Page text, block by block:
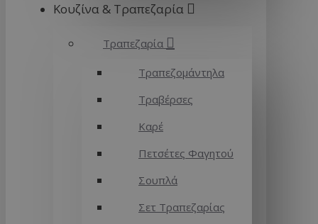
Κουζίνα & Τραπεζαρία
Τραπεζαρία
Τραπεζομάντηλα
Τραβέρσες
Καρέ
Πετσέτες Φαγητού
Σουπλά
Σετ Τραπεζαρίας